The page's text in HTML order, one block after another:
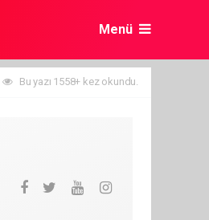
Menü
Bu yazı 1558+ kez okundu.